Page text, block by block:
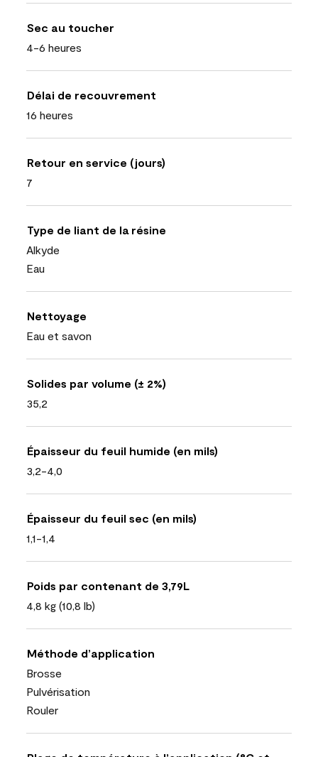
Sec au toucher
4-6 heures
Délai de recouvrement
16 heures
Retour en service (jours)
7
Type de liant de la résine
Alkyde
Eau
Nettoyage
Eau et savon
Solides par volume (± 2%)
35,2
Épaisseur du feuil humide (en mils)
3,2-4,0
Épaisseur du feuil sec (en mils)
1,1-1,4
Poids par contenant de 3,79L
4,8 kg (10,8 lb)
Méthode d’application
Brosse
Pulvérisation
Rouler